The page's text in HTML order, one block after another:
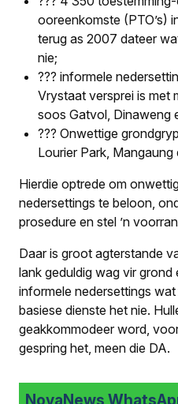
ooreenkomste (PTO’s)
terug as 2007 dateer
nie;
??? informele
Vrystaat versprei is met
soos Gatvol, Dinaweng
??? Onwettige
Lourier Park,
Hierdie optrede om
nedersettings te beloon,
prosedure en stel ’n
Daar is groot agterstande
lank geduldig wag vir grond
informele nedersettings
basiese dienste het nie.
geakkommodeer word,
gespring het, meen die DA.
NovaNews